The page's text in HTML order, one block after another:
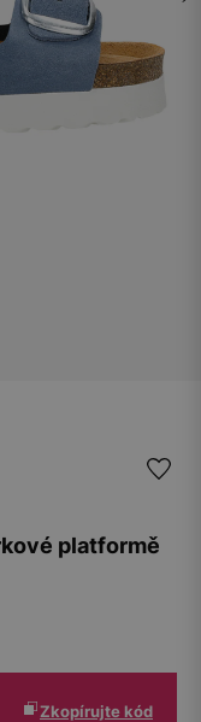
platformě
Zkopírujte kód